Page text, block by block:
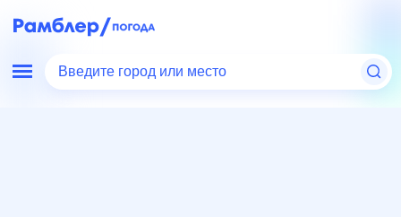
Введите город или место